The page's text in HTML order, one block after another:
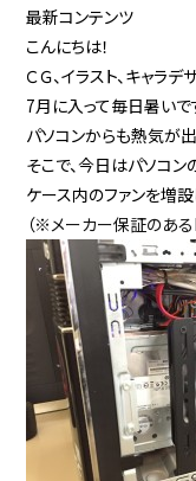
最新コンテンツ
こんにちは！
ＣＧ、イラスト、キャラ
7月に入って毎日暑い
パソコンからも熱気が
そこで、今日はパソコ
ケース内のファンを増設
（※メーカー保証のある